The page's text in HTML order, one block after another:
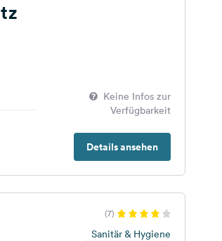
Keine Infos zur
Verfügbarkeit
Details ansehen
(7)
Sanitär & Hygiene